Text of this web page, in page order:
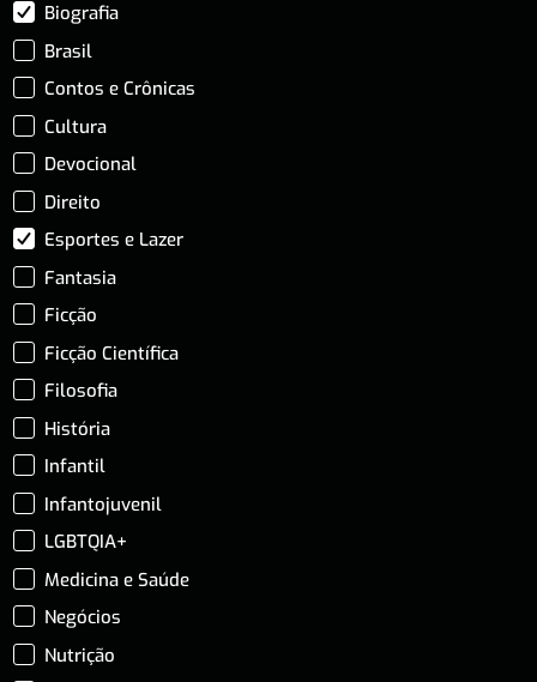
Biografia
Brasil
Contos e Crônicas
Cultura
Devocional
Direito
Esportes e Lazer
Fantasia
Ficção
Ficção Científica
Filosofia
História
Infantil
Infantojuvenil
LGBTQIA+
Medicina e Saúde
Negócios
Nutrição